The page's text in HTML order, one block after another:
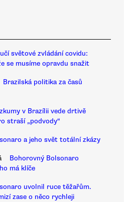
světové zvládání covidu:
se musíme opravdu snažit
Brazilská politika za časů
v Brazílii vede drtivě
straší „podvody“
a jeho svět totální zkázy
Bohorovný Bolsonaro
má klíče
uvolnil ruce těžařům.
zase o něco rychleji